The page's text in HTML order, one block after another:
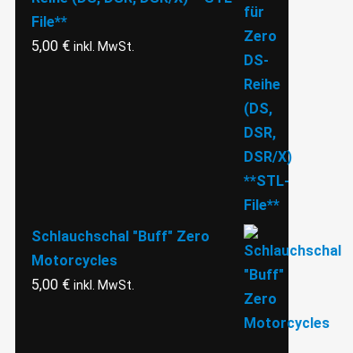
File**
5,00 € inkl. MwSt.
Schlauchschal "Buff" Zero
Motorcycles
5,00 € inkl. MwSt.